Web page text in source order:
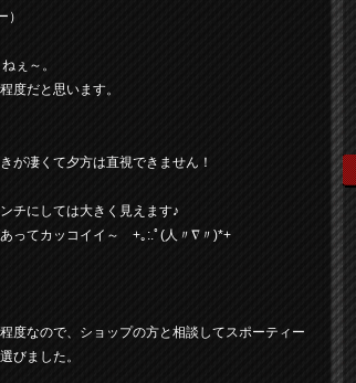
ぇ～。
度だと思います。
が凄くて夕方は直視できません！
チにしては大きく見えます♪
ってカッコイイ～ +｡:.ﾟ(人〃∇〃)*+
度なので、ショップの方と相談してスポーティー
びました。